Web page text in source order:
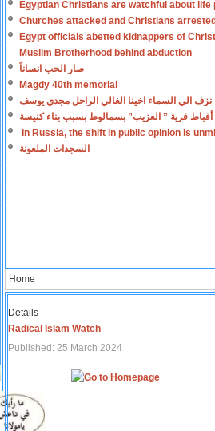
Egyptian Christians are watchful about life
Churches attacked and Christians
Egypt officials abetted kidnappers of
Muslim Brotherhood behind abduction
صار الحب انساناً
Magdy 40th memorial
نزف الي السماء اخينا الغالي الراحل مجدي يوسف
أقباط قرية ” العزيب” بسمالوط بسبب بناء كنيسة
In Russia, the shift in public opinion is
السجدات الملعونة
Home
Details
Radical Islam Watch
Published: 25 March 2024